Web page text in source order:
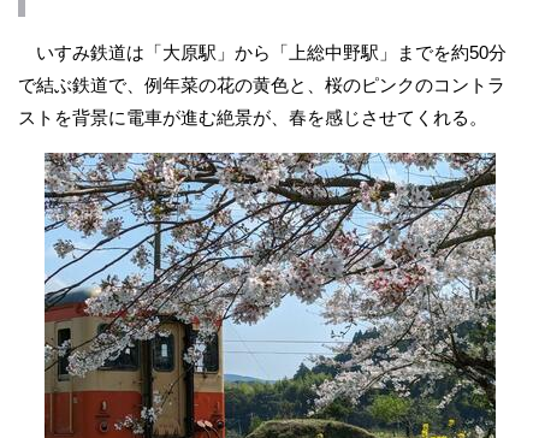
いすみ鉄道は「大原駅」から「上総中野駅」までを約50分
で結ぶ鉄道で、例年菜の花の黄色と、桜のピンクのコントラ
ストを背景に電車が進む絶景が、春を感じさせてくれる。